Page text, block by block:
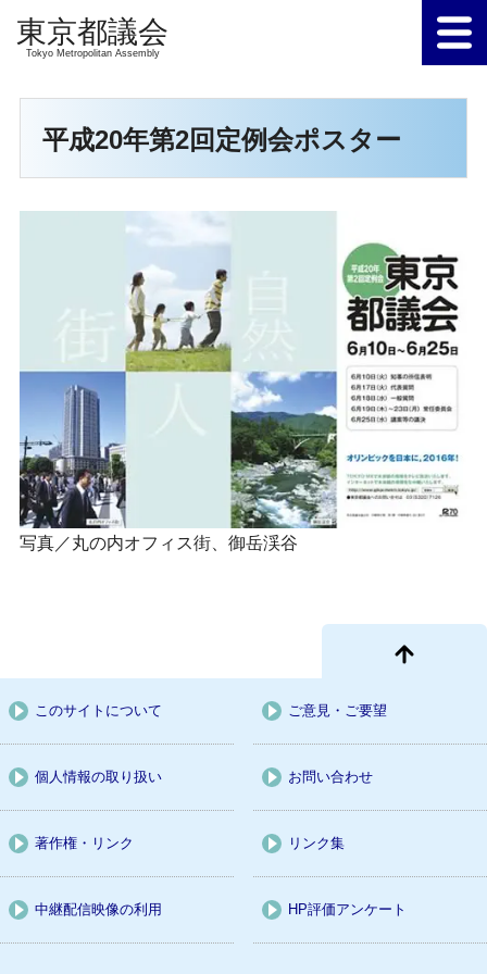
Tokyo Metropolitan Assembly
平成20年第2回定例会ポスター
写真／丸の内オフィス街、御岳渓谷
このサイトについて ご意見・ご要望
個人情報の取り扱い お問い合わせ
著作権・リンク リンク集
中継配信映像の利用 HP評価アンケート